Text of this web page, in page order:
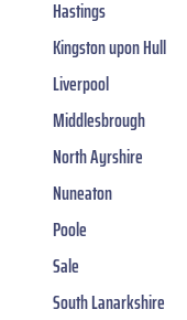
Hastings
Kingston upon Hull
Liverpool
Middlesbrough
North Ayrshire
Nuneaton
Poole
Sale
South Lanarkshire